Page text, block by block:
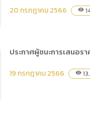
20 กรกฎาคม 2566 visibility
ประกาศผู้ชนะการเสนอร
19 กรกฎาคม 2566 visibility